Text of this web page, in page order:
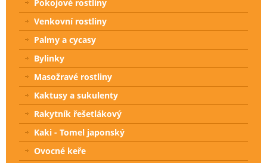
Pokojové rostliny
Venkovní rostliny
Palmy a cycasy
Bylinky
Masožravé rostliny
Kaktusy a sukulenty
Rakytník řešetlákový
Kaki - Tomel japonský
Ovocné keře